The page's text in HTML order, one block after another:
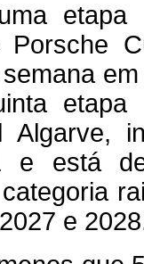
Porsche
etapa
Algarve,
e está
e